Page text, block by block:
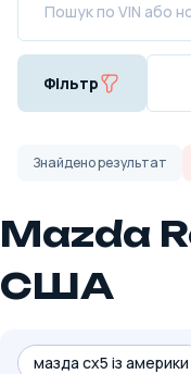
Фільтр
Знайденорезультат
Mazda
США
мазда cx5 із америки